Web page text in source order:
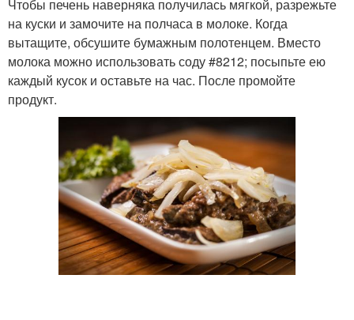
Чтобы печень наверняка получилась мягкой, разрежьте
на куски и замочите на полчаса в молоке. Когда
вытащите, обсушите бумажным полотенцем. Вместо
молока можно использовать соду #8212; посыпьте ею
каждый кусок и оставьте на час. После промойте
продукт.